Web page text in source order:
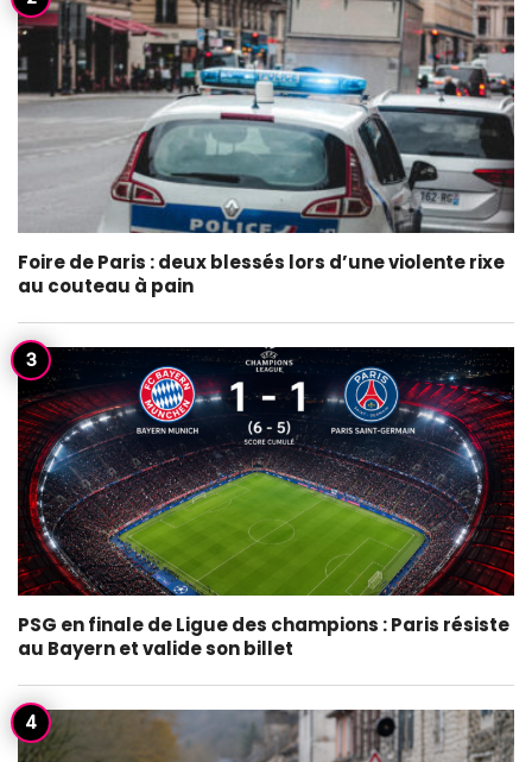
Foire de Paris : deux blessés lors d’une violente rixe
au couteau à pain
PSG en finale de Ligue des champions : Paris résiste
au Bayern et valide son billet